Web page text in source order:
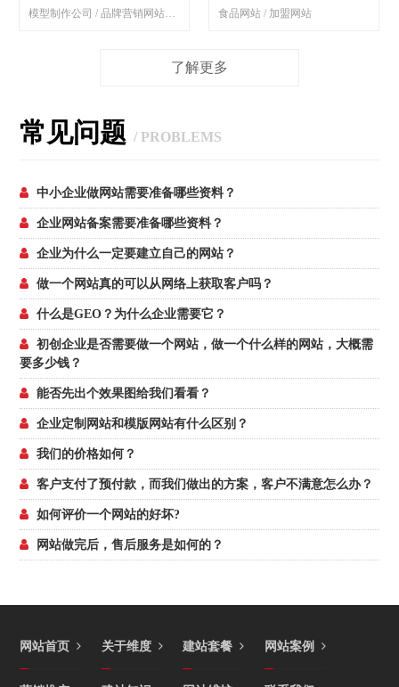
模型制作公司 / 品牌营销网站制作 食品网站 / 加盟网站
了解更多
常见问题/ PROBLEMS
中小企业做网站需要准备哪些资料？
企业网站备案需要准备哪些资料？
企业为什么一定要建立自己的网站？
做一个网站真的可以从网络上获取客户吗？
什么是GEO？为什么企业需要它？
初创企业是否需要做一个网站，做一个什么样的网站，大概需
要多少钱？
能否先出个效果图给我们看看？
企业定制网站和模版网站有什么区别？
我们的价格如何？
客户支付了预付款，而我们做出的方案，客户不满意怎么办？
如何评价一个网站的好坏?
网站做完后，售后服务是如何的？
网站首页 关于维度 建站套餐 网站案例